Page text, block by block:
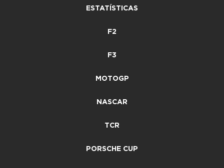
ESTATÍSTICAS
F2
F3
MOTOGP
NASCAR
TCR
PORSCHE CUP